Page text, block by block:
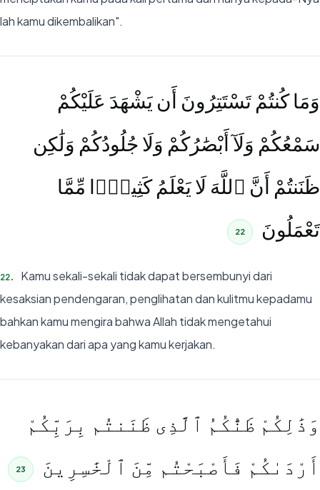
lah kamu dikembalikan".
وَمَا كُنتُمْ تَسْتَتِرُونَ أَن يَشْهَدَ عَلَيْكُمْ
سَمْعُكُمْ وَلَآ أَبْصَٰرُكُمْ وَلَا جُلُودُكُمْ وَلَٰكِن
ظَنَنتُمْ أَنَّ ٱللَّهَ لَا يَعْلَمُ كَثِيرًۭا مِّمَّا
تَعْمَلُونَ
22
22.
Kamu sekali-sekali tidak dapat bersembunyi dari
kesaksian pendengaran, penglihatan dan kulitmu kepadamu
bahkan kamu mengira bahwa Allah tidak mengetahui
kebanyakan dari apa yang kamu kerjakan.
وَذَٰلِكُمْ ظَنُّكُمُ ٱلَّذِى ظَنَنتُم بِرَبِّكُمْ
أَرْدَىٰكُمْ فَأَصْبَحْتُم مِّنَ ٱلْخَٰسِرِينَ
23